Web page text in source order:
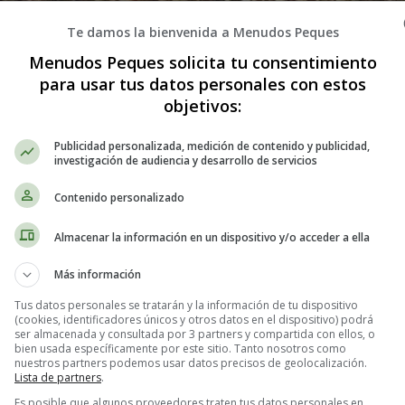
sésamo bajas en carbohidratos:
snacks? ¡Has llegado al lugar indicado! En este artículo, te
y llenarte de sabor y nutrientes.
para aquellos que siguen una dieta baja en carbohidratos, como
y proteínas, lo que las convierte en un snack ideal para
Te damos la bienvenida a Menudos Peques
Menudos Peques solicita tu consentimiento
para usar tus datos personales con estos
objetivos:
Publicidad personalizada, medición de contenido y publicidad,
investigación de audiencia y desarrollo de servicios
Contenido personalizado
Almacenar la información en un dispositivo y/o acceder a ella
Más información
Tus datos personales se tratarán y la información de tu dispositivo
(cookies, identificadores únicos y otros datos en el dispositivo) podrá
ser almacenada y consultada por 3 partners y compartida con ellos, o
bien usada específicamente por este sitio. Tanto nosotros como
nuestros partners podemos usar datos precisos de geolocalización.
Lista de partners.